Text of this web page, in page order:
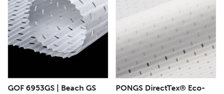
GOF 6953GS | Beach GS
PONGS DirectTex® Eco-